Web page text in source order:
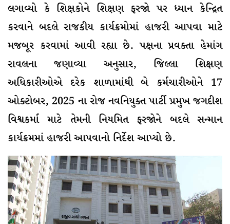
લગાવ્યો કે શિક્ષકોને શિક્ષણ ફરજો પર ધ્યાન કેન્દ્રિત
કરવાને બદલે રાજકીય કાર્યક્રમોમાં હાજરી આપવા માટે
મજબૂર કરવામાં આવી રહ્યા છે. પક્ષના પ્રવક્તા હેમાંગ
રાવલના જણાવ્યા અનુસાર, જિલ્લા શિક્ષણ
અધિકારીઓએ દરેક શાળામાંથી બે કર્મચારીઓને 17
ઓક્ટોબર, 2025 ના રોજ નવનિયુક્ત પાર્ટી પ્રમુખ જગદીશ
વિશ્વકર્મા માટે તેમની નિયમિત ફરજોને બદલે સન્માન
કાર્યક્રમમાં હાજરી આપવાનો નિર્દેશ આપ્યો છે.